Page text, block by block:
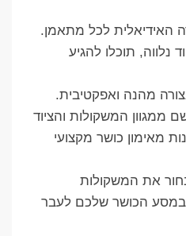
האידיאלית לכל מתאמן.
נלווה, תוכלו להגיע
מהנה ואפקטיבית.
ממגוון המשקולות והציוד
מאימון כושר מקצועי
את המשקולות
הכושר שלכם לעבר